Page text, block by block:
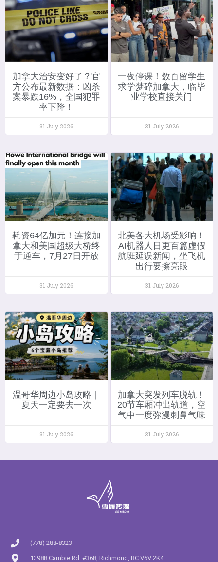
加拿大治安变好了？官
方公布最新数据：凶杀
案暴跌16%，全国犯罪
率下降！
31 July 2026
一夜停课！数百留学生
求学梦碎加拿大，临毕
业学校直接关门
31 July 2026
耗资64亿加元！连接加
拿大和美国超级大桥终
于通车，7月27日开放
31 July 2026
北美各大机场受影响！
AI机器人日更百篇虚假
航班延误新闻，坐飞机
出行要擦亮眼
31 July 2026
温哥华周边小岛攻略｜
夏天一定要去一次
31 July 2026
加拿大突发列车脱轨！
20节车厢冲出轨道，空
气中一度弥漫刺鼻气味
31 July 2026
(778) 288-8323
13988 Cambie Rd. #368, Richmond, BC V6V 2K4